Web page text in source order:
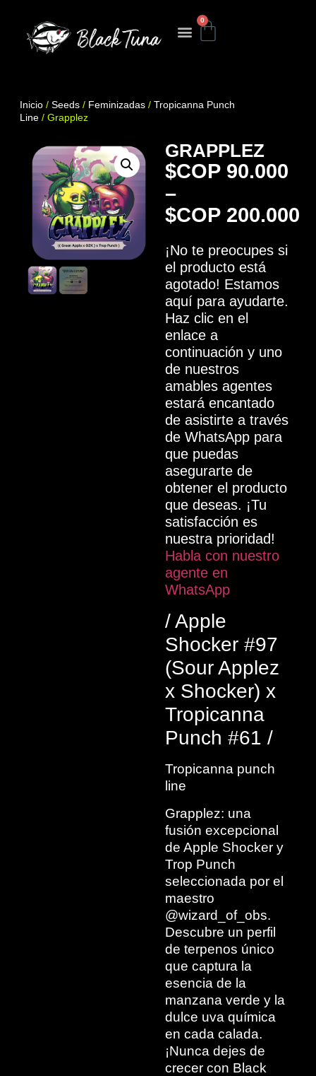
0
Inicio /Seeds / Feminizadas /Tropicanna Punch
Line / Grapplez
GRAPPLEZ
$
90.000
–
$
200.000
¡No te preocupes si
el producto está
agotado! Estamos
aquí para ayudarte.
Haz clic en el
enlace a
continuación y uno
de nuestros
amables agentes
estará encantado
de asistirte a través
de WhatsApp para
que puedas
asegurarte de
obtener el producto
que deseas. ¡Tu
satisfacción es
nuestra prioridad!
Habla con nuestro
agente en
WhatsApp
/ Apple
Shocker #97
(Sour Applez
x Shocker) x
Tropicanna
Punch #61 /
Tropicanna punch
line
Grapplez: una
fusión excepcional
de Apple Shocker y
Trop Punch
seleccionada por el
maestro
@wizard_of_obs.
Descubre un perfil
de terpenos único
que captura la
esencia de la
manzana verde y la
dulce uva química
en cada calada.
¡Nunca dejes de
crecer con Black